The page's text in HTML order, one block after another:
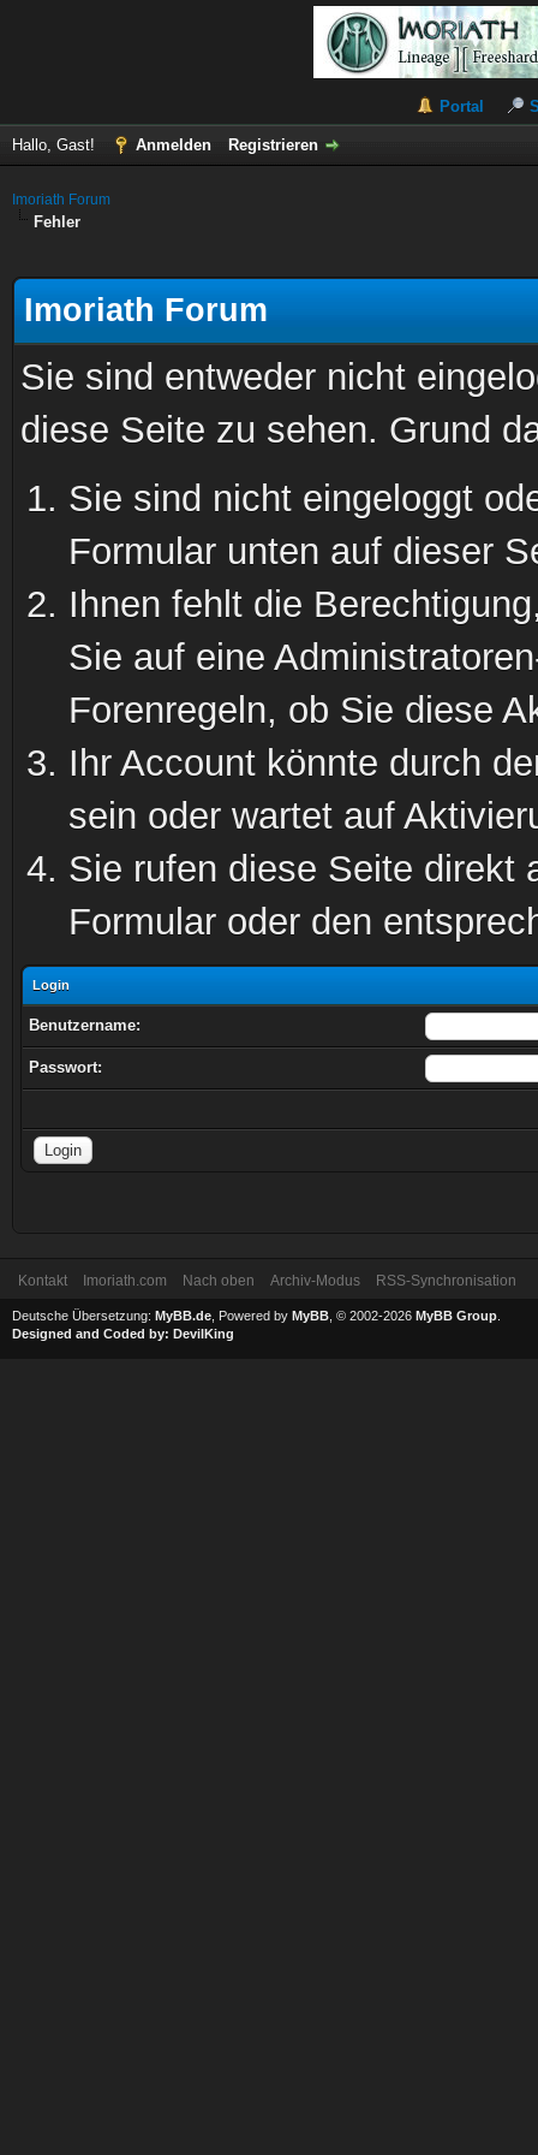
Portal
Hallo, Gast! Anmelden Registrieren
Imoriath Forum
Fehler
Imoriath Forum
Sie sind entweder nicht
diese Seite zu sehen. Grund
Sie sind nicht eingeloggt
Formular unten auf dieser
Ihnen fehlt die
Sie auf eine
Forenregeln, ob Sie diese
Ihr Account könnte durch
sein oder wartet auf
Sie rufen diese Seite direkt
Formular oder den
Login
Benutzername:
Passwort:
Kontakt Imoriath.com Nach oben Archiv-Modus RSS-Synchronisation
Deutsche Übersetzung: MyBB.de , Powered by MyBB , © 2002-2026 MyBB Group
Designed and Coded by: DevilKing